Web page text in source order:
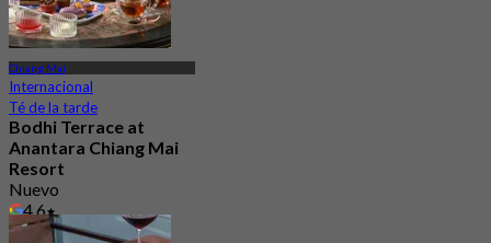
Chiang Mai
Internacional
Té de la tarde
Bodhi Terrace at
Anantara Chiang Mai
Resort
Nuevo
4.6
Desde฿ 1,056.5